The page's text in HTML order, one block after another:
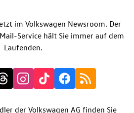
im Volkswagen Newsroom. Der
Service hält Sie immer auf dem
Laufenden.
der Volkswagen AG finden Sie